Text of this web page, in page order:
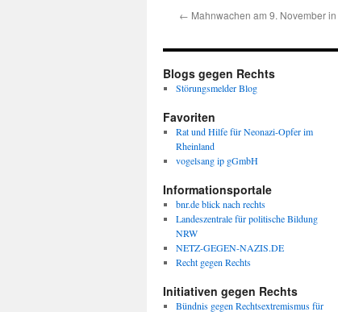
← Mahnwachen am 9. November
Blogs gegen Rechts
Störungsmelder Blog
Favoriten
Rat und Hilfe für Neonazi-Opfer im
Rheinland
vogelsang ip gGmbH
Informationsportale
bnr.de blick nach rechts
Landeszentrale für politische Bildung
NRW
NETZ-GEGEN-NAZIS.DE
Recht gegen Rechts
Initiativen gegen Rechts
Bündnis gegen Rechtsextremismus für